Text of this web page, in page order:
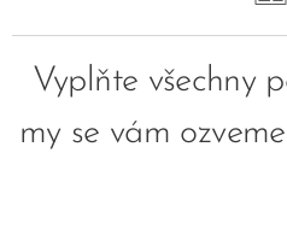
Vyplňte všechny
my se vám